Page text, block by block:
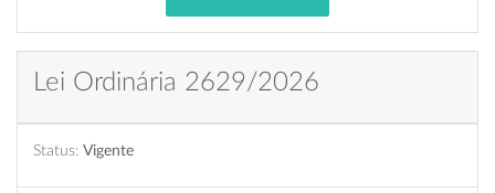
Lei Ordinária 2629/2026
Status: Vigente